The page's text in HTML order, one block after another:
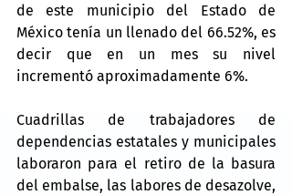
de este municipio del Estado de
México tenía un llenado del 66.52%, es
decir que en un mes su nivel
incrementó aproximadamente 6%.
Cuadrillas de trabajadores de
dependencias estatales y municipales
laboraron para el retiro de la basura
del embalse, las labores de desazolve,